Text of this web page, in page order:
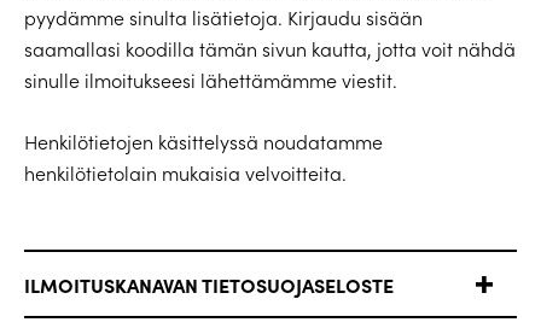
pyydämme sinulta lisätietoja. Kirjaudu sisään
saamallasi koodilla tämän sivun kautta, jotta voit nähdä
sinulle ilmoitukseesi lähettämämme viestit.
Henkilötietojen käsittelyssä noudatamme
henkilötietolain mukaisia velvoitteita.
ILMOITUSKANAVAN TIETOSUOJASELOSTE